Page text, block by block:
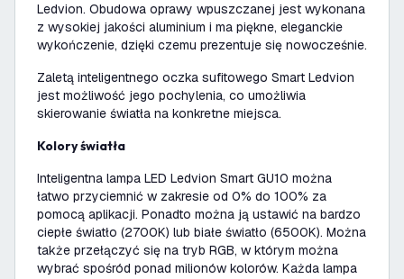
Ledvion. Obudowa oprawy wpuszczanej jest wykonana
z wysokiej jakości aluminium i ma piękne, eleganckie
wykończenie, dzięki czemu prezentuje się nowocześnie.
Zaletą inteligentnego oczka sufitowego Smart Ledvion
jest możliwość jego pochylenia, co umożliwia
skierowanie światła na konkretne miejsca.
Kolory światła
Inteligentna lampa LED Ledvion Smart GU10 można
łatwo przyciemnić w zakresie od 0% do 100% za
pomocą aplikacji. Ponadto można ją ustawić na bardzo
ciepłe światło (2700K) lub białe światło (6500K). Można
także przełączyć się na tryb RGB, w którym można
wybrać spośród ponad milionów kolorów. Każda lampa